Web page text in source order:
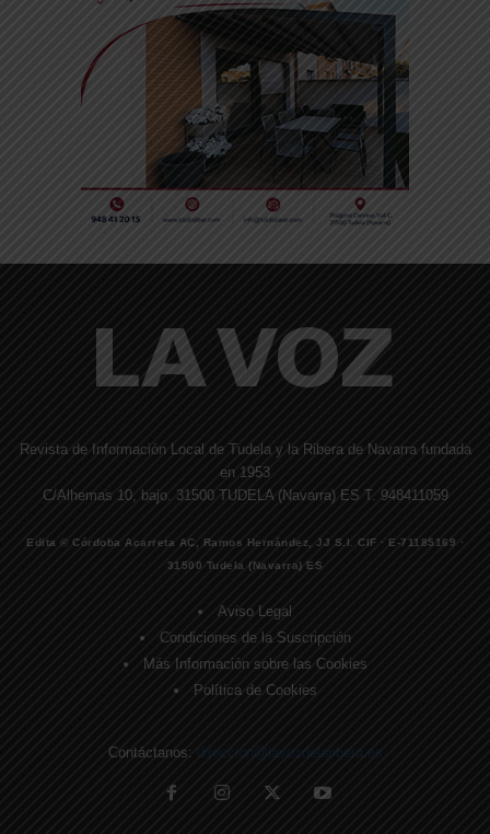
Revista de Información Local de Tudela y la Ribera de Navarra fundada
en 1953
C/Alhemas 10, bajo. 31500 TUDELA (Navarra) ES T. 948411059
Edita © Córdoba Acarreta AC, Ramos Hernández, JJ S.I. CIF · E-71185169 ·
31500 Tudela (Navarra) ES
Aviso Legal
Condiciones de la Suscripción
Más Información sobre las Cookies
Política de Cookies
Contáctanos: direccion@lavozdelaribera.es